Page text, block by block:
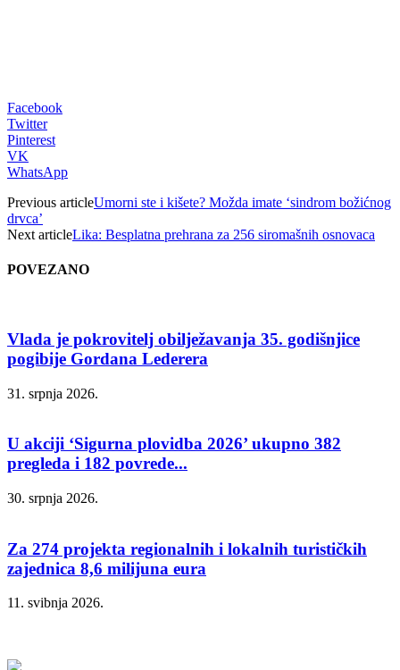
Facebook
Twitter
Pinterest
VK
WhatsApp
Previous articleUmorni ste i kišete? Možda imate ‘sindrom božićnog
drvca’
Next articleLika: Besplatna prehrana za 256 siromašnih osnovaca
POVEZANO
Vlada je pokrovitelj obilježavanja 35. godišnjice
pogibije Gordana Lederera
31. srpnja 2026.
U akciji ‘Sigurna plovidba 2026’ ukupno 382
pregleda i 182 povrede...
30. srpnja 2026.
Za 274 projekta regionalnih i lokalnih turističkih
zajednica 8,6 milijuna eura
11. svibnja 2026.